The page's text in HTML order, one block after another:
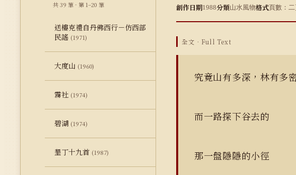
共 39 筆 · 第 1–20 筆
送樓克禮自丹佛西行－仿西部
民謠 (1971)
大度山 (1960)
霧社 (1974)
碧湖 (1974)
墾丁十九首 (1987)
創作日期1988分類山水風物格式頁數：
全文 · Full Text
究竟山有多深，林有多
而一路探下谷去的
那一盤隱隱的小徑